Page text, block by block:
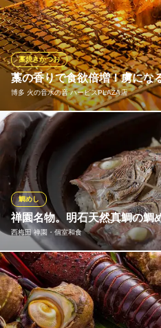
お造りでご堪能ください！話題の
うための肴の盛り合わせになって
み！全国各地から集めた日本酒と
りの海鮮料理を旨い日本酒と共に
うたげどころ うぉっしゅ
北新地飲み会海鮮同窓会
ＪＲ大阪駅桜橋口 徒歩6分
大阪府大阪市北区曽根崎新地2-3-13 若杉
藁の香りで食欲倍増！虜にな
博多 火の音水の音 ハービスPLAZA店
藁焼きかつお
オープンキッチンでダイナミッ
誘う、名物「藁焼きメニュー」
とに焼き、鰹のタタキも出来た
脂を落としながらも、旨みは逃
むと口の中いっぱいにじゅわっと
い！！
博多 火の音水の音 ハービス
藁焼き鰹と博多名物料理
地下鉄四つ橋線西梅田駅 徒歩3
大阪府大阪市北区梅田2-5-25 ハービス
禅園名物。明石天然真鯛の鯛
西梅田 禅園・個室和食
鯛めし
鯛は、明石海峡の潮流に育まれた
時期や湿度に応じてお米マイスタ
です。長年にわたり使い込んだ専
を活かすため、炊き込みの味付け